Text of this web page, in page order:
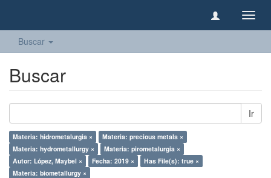
Buscar
Buscar
Ir
Materia: hidrometalurgia ×
Materia: precious metals ×
Materia: hydrometallurgy ×
Materia: pirometalurgia ×
Autor: López, Maybel ×
Fecha: 2019 ×
Has File(s): true ×
Materia: biometallurgy ×